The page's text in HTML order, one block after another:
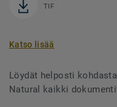
TIF
Katso lisää
Löydät helposti
Natural kaikki